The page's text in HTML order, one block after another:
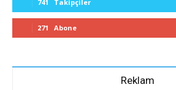
741 Takipçiler
271 Abone
Reklam